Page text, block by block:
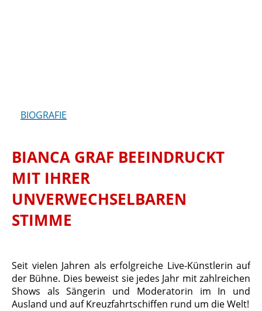
BIOGRAFIE
BIANCA GRAF BEEINDRUCKT
MIT IHRER
UNVERWECHSELBAREN
STIMME
Seit vielen Jahren als erfolgreiche Live-Künstlerin auf
der Bühne. Dies beweist sie jedes Jahr mit zahlreichen
Shows als Sängerin und Moderatorin im In und
Ausland und auf Kreuzfahrtschiffen rund um die Welt!